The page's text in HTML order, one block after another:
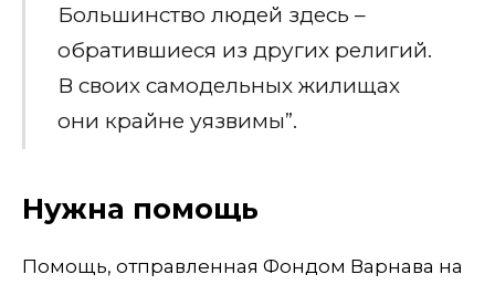
Большинство людей здесь –
обратившиеся из других религий.
В своих самодельных жилищах
они крайне уязвимы”.
Нужна помощь
Помощь, отправленная Фондом Варнава на